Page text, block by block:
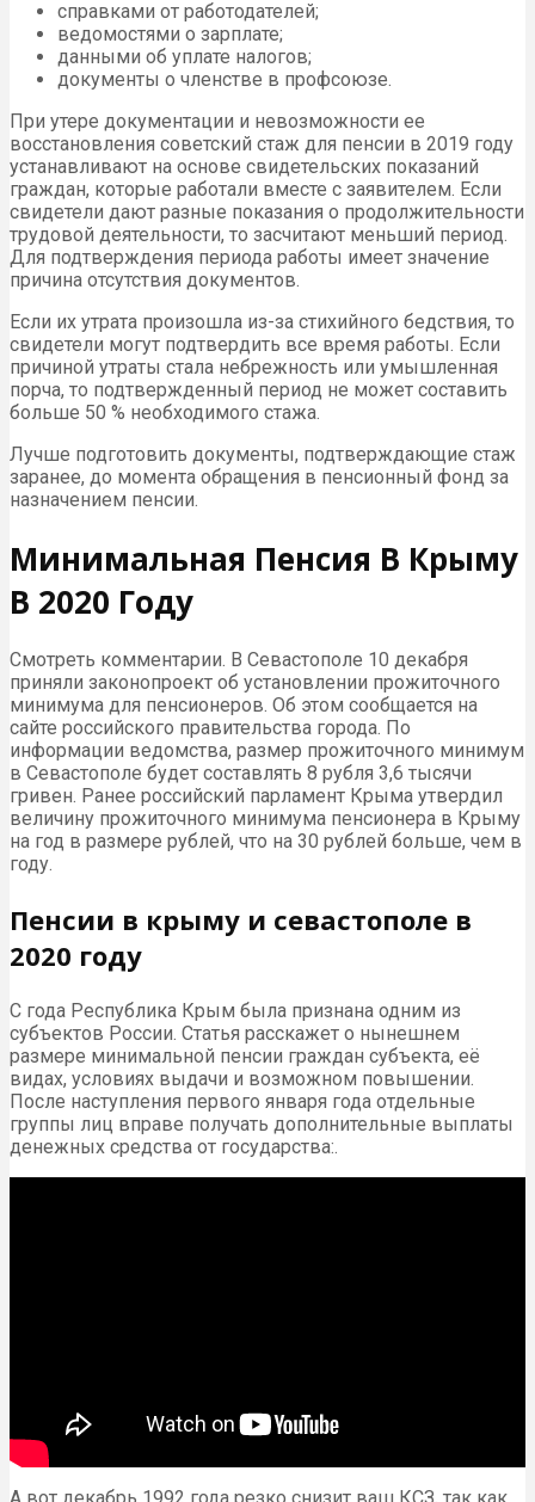
справками от работодателей;
ведомостями о зарплате;
данными об уплате налогов;
документы о членстве в профсоюзе.
При утере документации и невозможности ее
восстановления советский стаж для пенсии в 2019 году
устанавливают на основе свидетельских показаний
граждан, которые работали вместе с заявителем. Если
свидетели дают разные показания о продолжительности
трудовой деятельности, то засчитают меньший период.
Для подтверждения периода работы имеет значение
причина отсутствия документов.
Если их утрата произошла из-за стихийного бедствия, то
свидетели могут подтвердить все время работы. Если
причиной утраты стала небрежность или умышленная
порча, то подтвержденный период не может составить
больше 50 % необходимого стажа.
Лучше подготовить документы, подтверждающие стаж
заранее, до момента обращения в пенсионный фонд за
назначением пенсии.
Минимальная Пенсия В Крыму
В 2020 Году
Смотреть комментарии. В Севастополе 10 декабря
приняли законопроект об установлении прожиточного
минимума для пенсионеров. Об этом сообщается на
сайте российского правительства города. По
информации ведомства, размер прожиточного минимум
в Севастополе будет составлять 8 рубля 3,6 тысячи
гривен. Ранее российский парламент Крыма утвердил
величину прожиточного минимума пенсионера в Крыму
на год в размере рублей, что на 30 рублей больше, чем в
году.
Пенсии в крыму и севастополе в
2020 году
С года Республика Крым была признана одним из
субъектов России. Статья расскажет о нынешнем
размере минимальной пенсии граждан субъекта, её
видах, условиях выдачи и возможном повышении.
После наступления первого января года отдельные
группы лиц вправе получать дополнительные выплаты
денежных средства от государства:.